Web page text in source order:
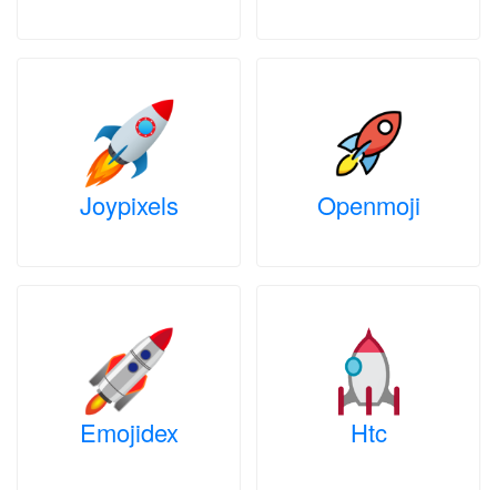
Joypixels Openmoji
Emojidex Htc